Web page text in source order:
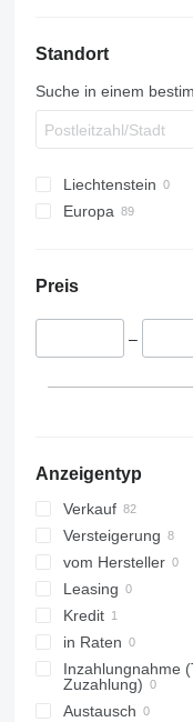
Standort
Suche in einem
Liechtenstein
Europa
Lettland
Schweden
Preis
–
Anzeigentyp
Verkauf
Versteigerung
vom Hersteller
Leasing
Kredit
in Raten
Inzahlungnahme
Zuzahlung)
Austausch